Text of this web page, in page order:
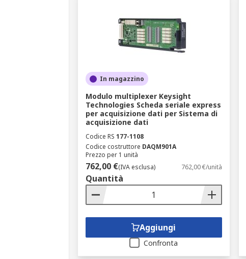
In magazzino
Modulo multiplexer Keysight
Technologies Scheda seriale express
per acquisizione dati per Sistema di
acquisizione dati
Codice RS 177-1108
Codice costruttore DAQM901A
Prezzo per 1 unità
762,00 €(IVA esclusa) 762,00 €/unità
Quantità
Aggiungi
Confronta